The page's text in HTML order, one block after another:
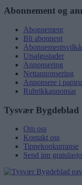
Abonnement og
Abonnement
Bli abonnent
Utsalgsstader
Annonsering
Nettannonsering
Annonsere i
Rubrikkannonsar
Tysvær Bygdeblad
Om oss
Kontakt oss
Tippekonkurranse
Send inn